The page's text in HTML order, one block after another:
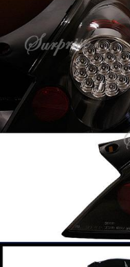
■日産 フェアレディ
適合1：前期までは無加
適合2：中期後期の場合
※中期後期へ取付された
ご用意ください。
※ロードスターへの取付
して頂ければ取付でき
■スポーティーなブラック
■LEDテールランプに交
し、超目立ち度もUP！
■取付け配線簡単！